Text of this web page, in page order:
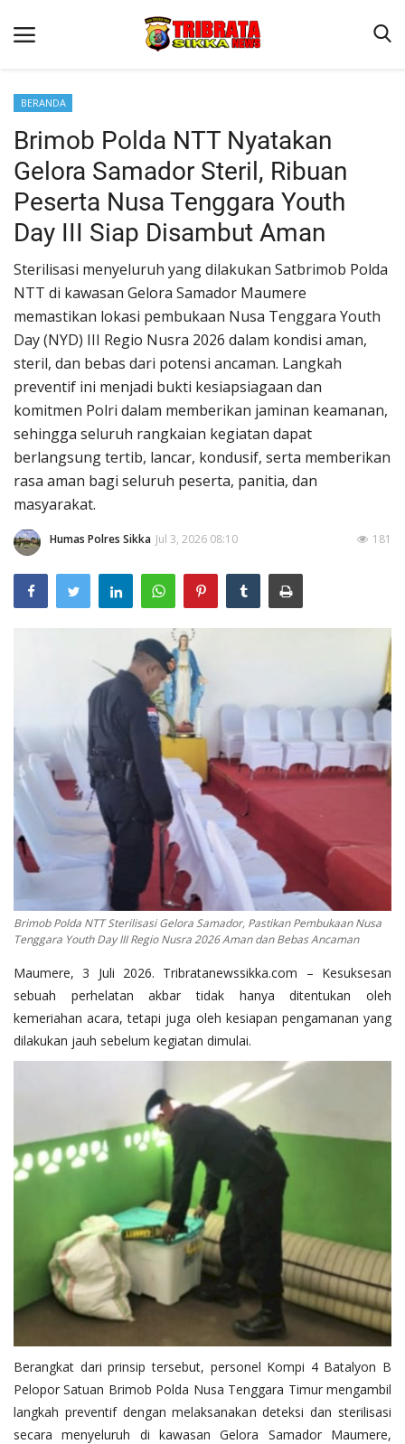
Beranda
Terms & Conditions
Reskrim
Binkam
Lantas
Polisi Kita
Giat Ops
BERANDA
Brimob Polda NTT Nyatakan
Gelora Samador Steril, Ribuan
Peserta Nusa Tenggara Youth
Day III Siap Disambut Aman
Sterilisasi menyeluruh yang dilakukan Satbrimob Polda
NTT di kawasan Gelora Samador Maumere
memastikan lokasi pembukaan Nusa Tenggara Youth
Day (NYD) III Regio Nusra 2026 dalam kondisi aman,
steril, dan bebas dari potensi ancaman. Langkah
preventif ini menjadi bukti kesiapsiagaan dan
komitmen Polri dalam memberikan jaminan keamanan,
sehingga seluruh rangkaian kegiatan dapat
berlangsung tertib, lancar, kondusif, serta memberikan
rasa aman bagi seluruh peserta, panitia, dan
masyarakat.
Humas Polres Sikka Jul 3, 2026 08:10 181
Brimob Polda NTT Sterilisasi Gelora Samador, Pastikan Pembukaan Nusa
Tenggara Youth Day III Regio Nusra 2026 Aman dan Bebas Ancaman
Maumere, 3 Juli 2026. Tribratanewssikka.com – Kesuksesan
sebuah perhelatan akbar tidak hanya ditentukan oleh
kemeriahan acara, tetapi juga oleh kesiapan pengamanan yang
dilakukan jauh sebelum kegiatan dimulai.
Berangkat dari prinsip tersebut, personel Kompi 4 Batalyon B
Pelopor Satuan Brimob Polda Nusa Tenggara Timur mengambil
langkah preventif dengan melaksanakan deteksi dan sterilisasi
secara menyeluruh di kawasan Gelora Samador Maumere,